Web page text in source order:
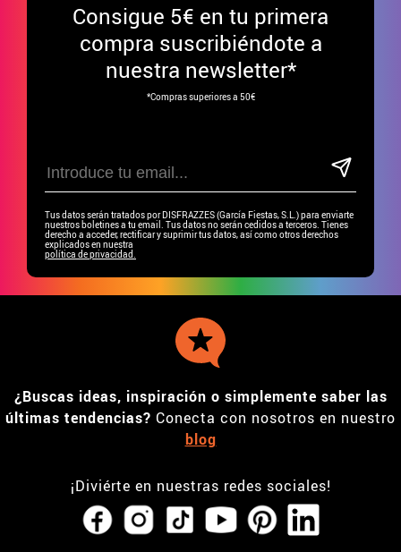
Consigue 5€ en tu primera
compra suscribiéndote a
nuestra newsletter*
*Compras superiores a 50€
Tus datos serán tratados por DISFRAZZES (García Fiestas, S.L.) para enviarte
nuestros boletines a tu email. Tus datos no serán cedidos a terceros. Tienes
derecho a acceder, rectificar y suprimir tus datos, así como otros derechos
explicados en nuestra
política de privacidad.
¿Buscas ideas, inspiración o simplemente saber las
últimas tendencias? Conecta con nosotros en nuestro
blog
¡Diviérte en nuestras redes sociales!